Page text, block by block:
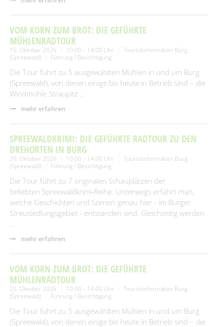
VOM KORN ZUM BROT: DIE GEFÜHRTE
MÜHLENRADTOUR
15. Oktober 2026 10:00 – 14:00 Uhr
Touristinformation Burg
(Spreewald)
Führung / Besichtigung
Die Tour führt zu 5 ausgewählten Mühlen in und um Burg
(Spreewald), von denen einige bis heute in Betrieb sind – die
Windmühle Straupitz …
mehr erfahren
SPREEWALDKRIMI: DIE GEFÜHRTE RADTOUR ZU DEN
DREHORTEN IN BURG
20. Oktober 2026 10:00 – 14:00 Uhr
Touristinformation Burg
(Spreewald)
Führung / Besichtigung
Die Tour führt zu 7 originalen Schauplätzen der
beliebten Spreewaldkrimi‑Reihe. Unterwegs erfährt man,
welche Geschichten und Szenen genau hier - im Burger
Streusiedlungsgebiet - entstanden sind. Gleichzeitig werden
…
mehr erfahren
VOM KORN ZUM BROT: DIE GEFÜHRTE
MÜHLENRADTOUR
22. Oktober 2026 10:00 – 14:00 Uhr
Touristinformation Burg
(Spreewald)
Führung / Besichtigung
Die Tour führt zu 5 ausgewählten Mühlen in und um Burg
(Spreewald), von denen einige bis heute in Betrieb sind – die